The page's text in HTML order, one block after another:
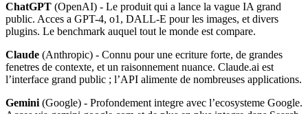
ChatGPT (OpenAI) - Le produit qui a lance la vague IA grand
public. Acces a GPT-4, o1, DALL-E pour les images, et divers
plugins. Le benchmark auquel tout le monde est compare.
Claude (Anthropic) - Connu pour une ecriture forte, de grandes
fenetres de contexte, et un raisonnement nuance. Claude.ai est
l’interface grand public ; l’API alimente de nombreuses applications.
Gemini (Google) - Profondement integre avec l’ecosysteme Google.